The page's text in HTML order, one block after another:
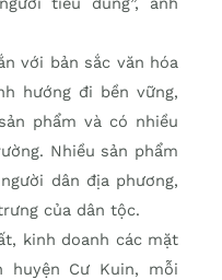
với bản sắc văn hóa
hướng đi bền vững,
phẩm và có nhiều
Nhiều sản phẩm
dân địa phương,
của dân tộc.
kinh doanh các mặt
huyện Cư Kuin, mỗi